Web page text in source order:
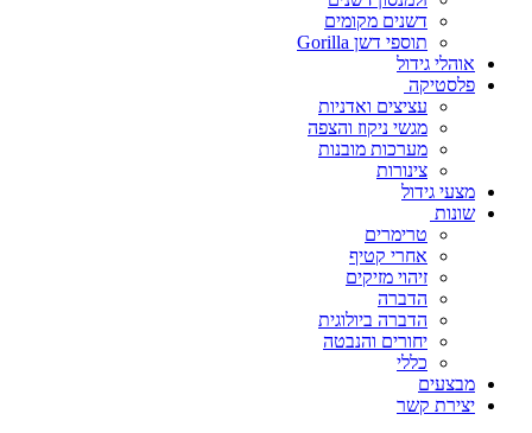
דשנים מקומים
תוספי דשן Gorilla
אוהלי גידול
פלסטיקה
עציצים ואדניות
מגשי ניקוז והצפה
מערכות מובנות
צינורות
מצעי גידול
שונות
טרימרים
אחרי קטיף
זיהוי מזיקים
הדברה
הדברה ביולוגית
יחורים והנבטה
כללי
מבצעים
יצירת קשר